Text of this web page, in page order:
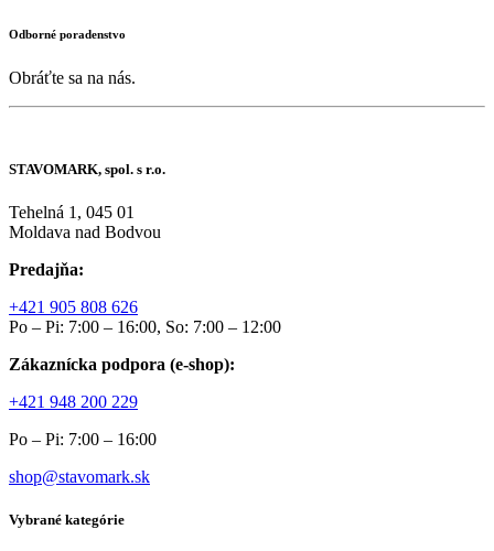
Odborné poradenstvo
Obráťte sa na nás.
STAVOMARK, spol. s r.o.
Tehelná 1, 045 01
Moldava nad Bodvou
Predajňa:
+421 905 808 626
Po – Pi: 7:00 – 16:00, So: 7:00 – 12:00
Zákaznícka podpora (e-shop):
+421 948 200 229
Po – Pi: 7:00 – 16:00
shop@stavomark.sk
Vybrané kategórie